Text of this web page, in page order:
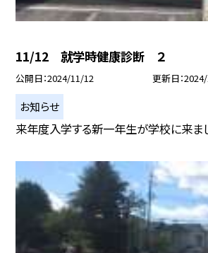
11/12 就学時健康診断 ２
公開日 2024/11/12 更新日
お知らせ
来年度入学する新一年生が学校に来ま